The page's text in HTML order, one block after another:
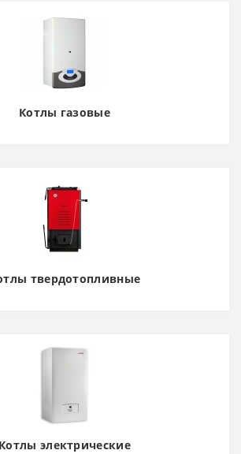
Котлы газовые
твердотопливные
Котлы электрические